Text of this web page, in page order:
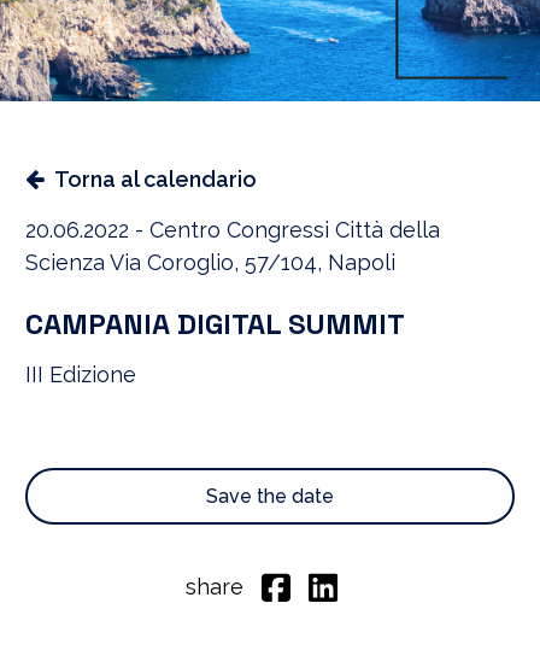
Torna al calendario
20.06.2022 - Centro Congressi Città della
Scienza Via Coroglio, 57/104, Napoli
CAMPANIA DIGITAL SUMMIT
III Edizione
Save the date
share